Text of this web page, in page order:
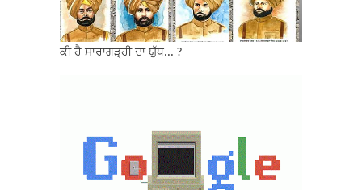
ਕੀ ਹੈ ਸਾਰਾਗੜ੍ਹੀ ਦਾ ਯੁੱਧ... ?